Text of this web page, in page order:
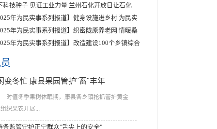
科技种子 见证工业力量 兰州石化开放日让石化
年为民实事系列报道】健身设施进乡村 为民实
年为民实事系列报道】织密陇原养老网 情暖桑
年为民实事系列报道】改造建设100个乡镇综合
变冬忙 康县果园管护"蓄"丰年
时值冬季果树休眠期，康县各乡镇抢抓管护黄金
织果农开展...
条监管守护正宁群众"舌尖上的安全"